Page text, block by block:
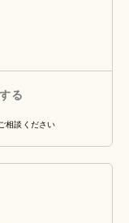
る
相談ください